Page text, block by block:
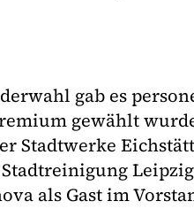
gab es
gewählt
Stadtwerke
als Gast im